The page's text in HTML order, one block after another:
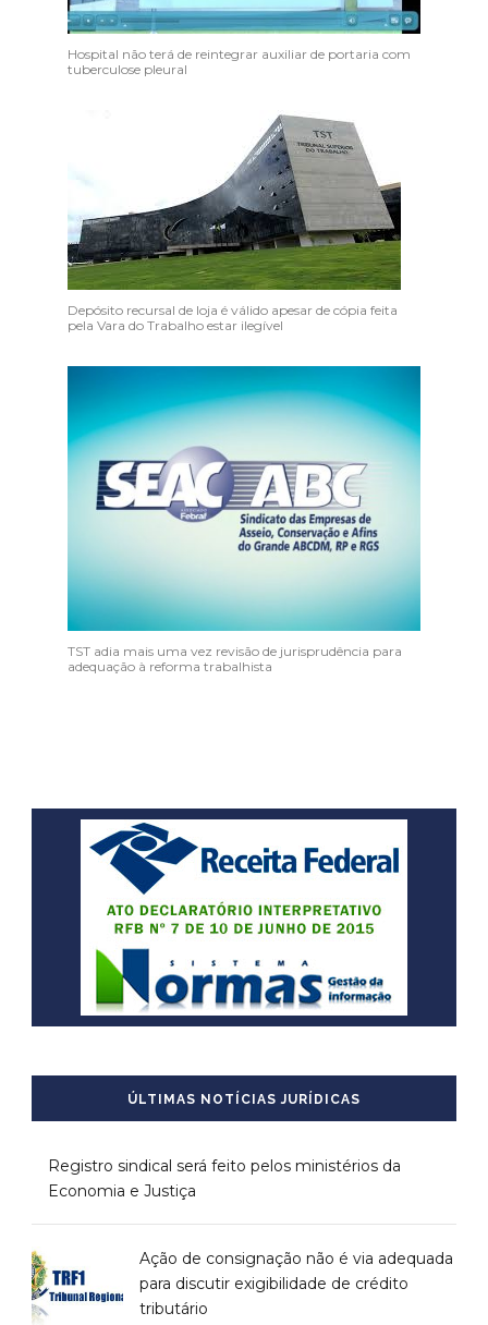
Hospital não terá de reintegrar auxiliar de portaria com
tuberculose pleural
Depósito recursal de loja é válido apesar de cópia feita
pela Vara do Trabalho estar ilegível
TST adia mais uma vez revisão de jurisprudência para
adequação à reforma trabalhista
ÚLTIMAS NOTÍCIAS JURÍDICAS
Registro sindical será feito pelos ministérios da
Economia e Justiça
Ação de consignação não é via adequada
para discutir exigibilidade de crédito
tributário